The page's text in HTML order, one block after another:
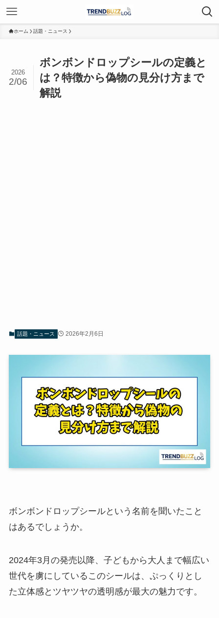
ホーム 話題・ニュース
ボンボンドロップシールの定義と
は？特徴から偽物の見分け方まで
解説
2026
2/06
話題・ニュース 2026年2月6日
ボンボンドロップシールという名前を聞いたこと
はあるでしょうか。
2024年3月の発売以降、子どもから大人まで幅広い
世代を虜にしているこのシールは、ぷっくりとし
た立体感とツヤツヤの透明感が最大の魅力です。